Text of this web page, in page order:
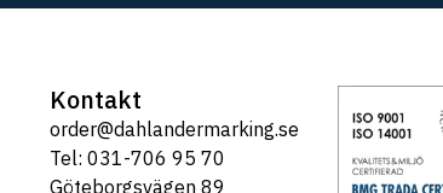
Kontakt
order@dahlandermarking.se
Tel: 031-706 95 70
Göteborgsvägen 89